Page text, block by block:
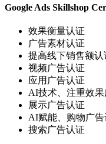
Google Ads Skillshop
效果衡量认证
广告素材认证
提高线下销售额认
视频广告认证
应用广告认证
AI技术、注重效果
展示广告认证
AI赋能、购物广告
搜索广告认证